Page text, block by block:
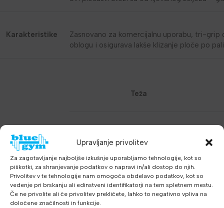
Upravljanje privolitev
Za zagotavljanje najboljše izkušnje uporabljamo tehnologije, kot so
piškotki, za shranjevanje podatkov o napravi in/ali dostop do njih.
Privolitev v te tehnologije nam omogoča obdelavo podatkov, kot so
vedenje pri brskanju ali edinstveni identifikatorji na tem spletnem mestu.
Če ne privolite ali če privolitev prekličete, lahko to negativno vpliva na
določene značilnosti in funkcije.
Karakteristike
Zasnovano za komercijalnu uporabu, tri-
oblogu i osigurava lakše klizanje ploče po
Set ploča
Teža
15kg
10kg